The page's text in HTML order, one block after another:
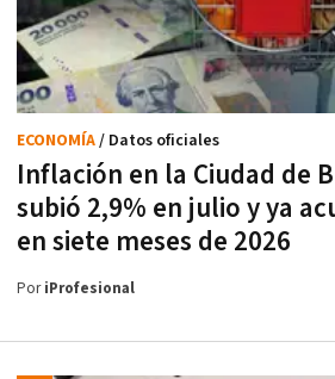
Inflación en la Ciudad de
subió 2,9% en julio y ya
en siete meses de 2026
ECONOMÍA/ Datos oficiales
PoriProfesional